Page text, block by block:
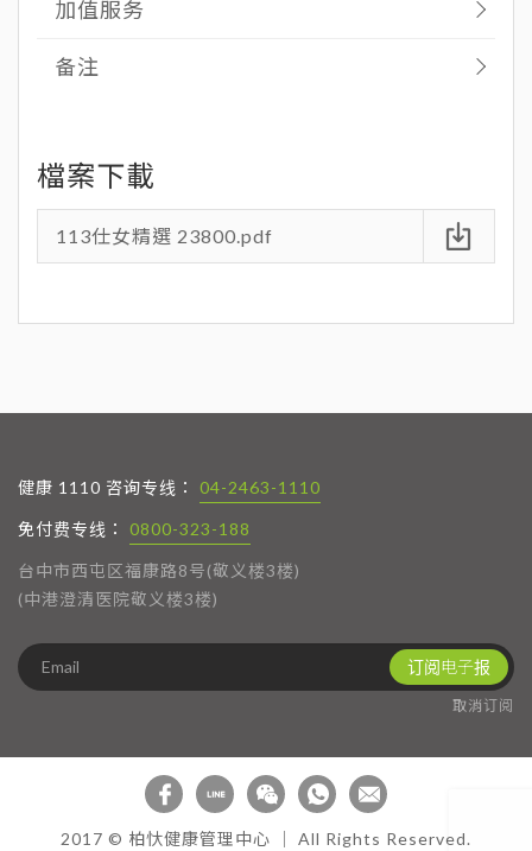
加值服务
备注
113仕女精選 23800.pdf
健康 1110 咨询专线： 04-2463-1110
免付费专线： 0800-323-188
台中市西屯区福康路8号(敬义楼3楼)
(中港澄清医院敬义楼3楼)
订阅电子报
取消订阅
2017 © 柏忕健康管理中心 │ All Rights Reserved.